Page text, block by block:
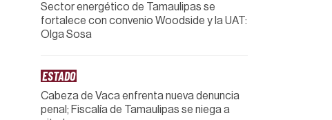
Sector energético de Tamaulipas se
fortalece con convenio Woodside y la UAT:
Olga Sosa
ESTADO
Cabeza de Vaca enfrenta nueva denuncia
penal; Fiscalía de Tamaulipas se niega a